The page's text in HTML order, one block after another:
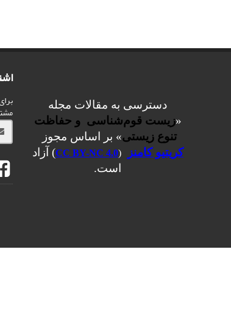
دسترسی به مقالات مجله
«زیست قوم‌شناسی و حفاظت
تنوع زیستی» بر اساس مجوز
کریتیو کامنز
(
CC BY-NC 4.0) آزاد
است.